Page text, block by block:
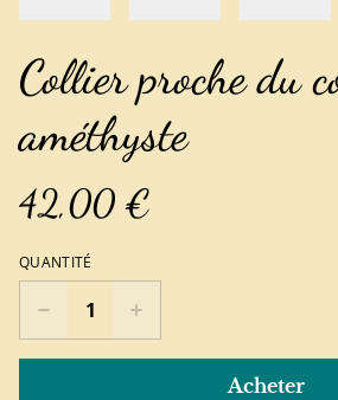
Collier proche du
améthyste
42,00 €
QUANTITÉ
Acheter